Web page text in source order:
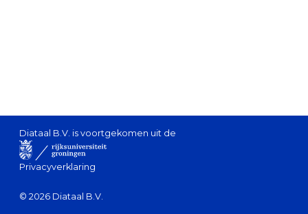
Diataal B.V. is voortgekomen uit de
Privacyverklaring
© 2026 Diataal B.V.